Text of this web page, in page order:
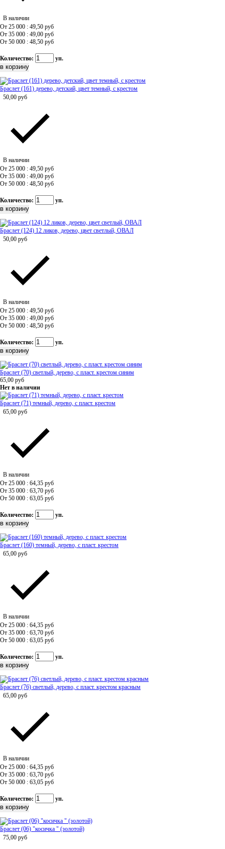
В наличии
От 25 000 : 49,50 руб
От 35 000 : 49,00 руб
От 50 000 : 48,50 руб
Количество: уп.
Браслет (161) дерево, детский, цвет темный, с крестом
50,00 руб
В наличии
От 25 000 : 49,50 руб
От 35 000 : 49,00 руб
От 50 000 : 48,50 руб
Количество: уп.
Браслет (124) 12 ликов, дерево, цвет светлый, ОВАЛ
50,00 руб
В наличии
От 25 000 : 49,50 руб
От 35 000 : 49,00 руб
От 50 000 : 48,50 руб
Количество: уп.
Браслет (70) светлый, дерево, с пласт. крестом синим
65,00 руб
Нет в наличии
Браслет (71) темный, дерево, с пласт. крестом
65,00 руб
В наличии
От 25 000 : 64,35 руб
От 35 000 : 63,70 руб
От 50 000 : 63,05 руб
Количество: уп.
Браслет (160) темный, дерево, с пласт. крестом
65,00 руб
В наличии
От 25 000 : 64,35 руб
От 35 000 : 63,70 руб
От 50 000 : 63,05 руб
Количество: уп.
Браслет (76) светлый, дерево, с пласт. крестом красным
65,00 руб
В наличии
От 25 000 : 64,35 руб
От 35 000 : 63,70 руб
От 50 000 : 63,05 руб
Количество: уп.
Браслет (06) "косичка " (золотой)
75,00 руб